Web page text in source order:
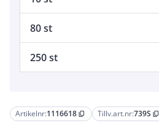
Artikelnr:1116618 content_copy Tillv.art.nr:739S content_copy
80 st
250 st